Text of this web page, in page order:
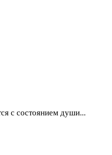
с состоянием души...